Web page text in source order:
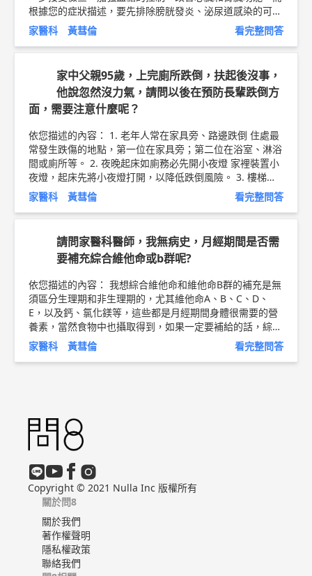
根據您的症狀描述，要先排除膀胱發炎、泌尿道感染的可能
性，因為在發炎狀態下，些微刺激便會有尿意感。 至於如
何改善呢？儘量在白天時喝水，晚餐後不要喝太多的水或吃
含水量高的水果；減少飲用酒、咖啡、茶等利尿的飲品，若
因疾病需要服用利尿劑，建議改在上午使用，以免夜間睡眠
時才產生利尿效果；訓練骨盆腔的肌肉群，可強化膀胱抑制
排尿的肌肉，不會一點剌激就想排尿；藉由使用藥物來對抗
膀胱的低容量或尿液的多製造，使用上各有一些限制和必需
流，一切以醫師實際看診為準。 新竹東元醫院 家庭醫學科
主治醫師 黃彗倫 醫師簡介 ►http://bit.ly/2uUM3sQ血糖
控制衛教文章 ► http://bit.ly/2vlkREB
家醫科 黃彗倫 看完整問答
家中父親95歲，上完廁所跌倒，扶起後沒事，
他說忽然沒力氣，請問以後在預防長輩跌倒方
面，需要注意什麼呢？
依您描述的內容： 1. 老年人常在家具旁、路邊跌倒 住處最
常發生跌傷的地點，第一位在家具旁；第二位在浴室、淋浴
間或廁所等。 2. 夜晚起床如廁務必先開小夜燈 家裡裝置小
夜燈，起床先將小夜燈打開，以降低跌倒風險。 3. 樓梯深
度不宜太淺、浴室保持乾燥 樓梯的深度最好深一些，讓老
人家的腳能夠整個踩在上面。 4. 前包後包鞋取代拖鞋 年長
者在室內、外，盡量穿前包後包的鞋子，也能減少跌倒機
率。 5. 規律運動加強下肢肌力 國健署提醒，年長者應規律
運動，加強下肢肌力、身體柔軟度和平衡感。 6. 慢性疾病
者，遵循醫囑、規律服藥 服用藥物若出現頭暈、肌力減
以上純係觀念交流，一切以醫師實際看診為準。 新竹東元
醫院 家庭醫學科 主治醫師 黃彗倫 醫師簡介 ► http://bit.l
y/2uUM3sQ 血糖控制衛教文章 ►http://bit.ly/2vlkREB
家醫科 黃彗倫 看完整問答
請問家醫科醫師，我無病史，月經期間是否需
要補充綜合維他命或b群呢?
依您描述的內容： 我想綜合維他命和維他命B群的補充是無
須區分生理期和非生理期的，尤其維他命A、B、C、D、
E，以及鈣、氯化鎂等，這些都是月經期間身體很需要的營
養素，當然食物中也攝取得到，如果一定要補給的話，綜合
維他命可以說是最萬全的補給了！ 以上純係觀念交流，一
切以醫師實際看診為準。 東元醫院 家庭醫學科 主治醫師 黃
家醫科 黃彗倫 看完整問答
Copyright © 2021 Nulla Inc 版權所有
關於問8
關於我們
著作權聲明
隱私權政策
聯絡我們